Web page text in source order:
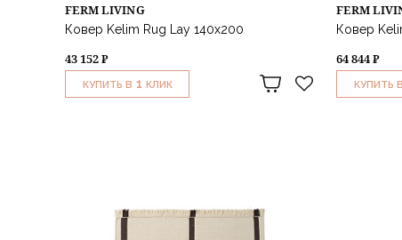
FERM LIVING
Ковер Kelim Rug Lay 140x200
43 152 ₽
КУПИТЬ В 1 КЛИК
FERM
Ковер
64 844 ₽
КУПИТЬ В